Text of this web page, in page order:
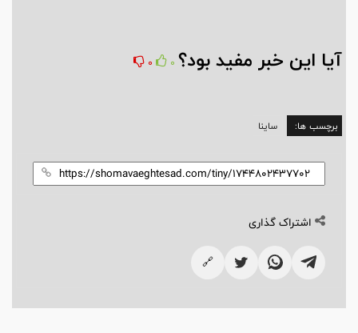
آیا این خبر مفید بود؟ 0
0
برچسب ها: ساینا
اشتراک گذاری
🔗